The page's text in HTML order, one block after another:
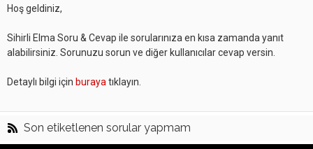
Hoş geldiniz,
Sihirli Elma Soru & Cevap ile sorularınıza en kısa zamanda yanıt
alabilirsiniz. Sorunuzu sorun ve diğer kullanıcılar cevap versin.
Detaylı bilgi için buraya tıklayın.
Son etiketlenen sorular yapmam